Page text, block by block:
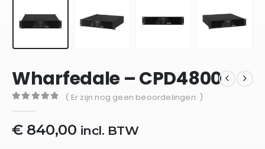
Wharfedale – CPD4800
( Er zijn nog geen beoordelingen. )
€840,00 incl. BTW